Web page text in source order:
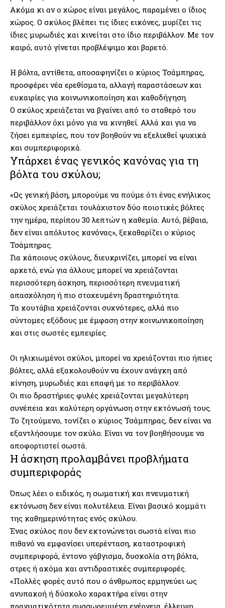
Ακόμα κι αν ο χώρος είναι μεγάλος, παραμένει ο ίδιος
χώρος. Ο σκύλος βλέπει τις ίδιες εικόνες, μυρίζει τις
ίδιες μυρωδιές και κινείται στο ίδιο περιβάλλον. Με τον
καιρό, αυτό γίνεται προβλέψιμο και βαρετό.
Η βόλτα, αντίθετα, αποσαφηνίζει ο κύριος Τσάμπηρας,
προσφέρει νέα ερεθίσματα, αλλαγή παραστάσεων και
ευκαιρίες για κοινωνικοποίηση και καθοδήγηση.
Ο σκύλος χρειάζεται να βγαίνει από το σταθερό του
περιβάλλον όχι μόνο για να κινηθεί. Αλλά και για να
ζήσει εμπειρίες, που τον βοηθούν να εξελιχθεί ψυχικά
και συμπεριφορικά.
Υπάρχει ένας γενικός κανόνας για τη
βόλτα του σκύλου;
«Ως γενική βάση, μπορούμε να πούμε ότι ένας ενήλικος
σκύλος χρειάζεται τουλάχιστον δύο ποιοτικές βόλτες
την ημέρα, περίπου 30 λεπτών η καθεμία. Αυτό, βέβαια,
δεν είναι απόλυτος κανόνας», ξεκαθαρίζει ο κύριος
Τσάμπηρας.
Για κάποιους σκύλους, διευκρινίζει, μπορεί να είναι
αρκετό, ενώ για άλλους μπορεί να χρειάζονται
περισσότερη άσκηση, περισσότερη πνευματική
απασχόληση ή πιο στοχευμένη δραστηριότητα.
Τα κουτάβια χρειάζονται συχνότερες, αλλά πιο
σύντομες εξόδους με έμφαση στην κοινωνικοποίηση
και στις σωστές εμπειρίες.
Οι ηλικιωμένοι σκύλοι, μπορεί να χρειάζονται πιο ήπιες
βόλτες, αλλά εξακολουθούν να έχουν ανάγκη από
κίνηση, μυρωδιές και επαφή με το περιβάλλον.
Οι πιο δραστήριες φυλές χρειάζονται μεγαλύτερη
συνέπεια και καλύτερη οργάνωση στην εκτόνωσή τους.
Το ζητούμενο, τονίζει ο κύριος Τσάμπηρας, δεν είναι να
εξαντλήσουμε τον σκύλο. Είναι να τον βοηθήσουμε να
αποφορτιστεί σωστά.
Η άσκηση προλαμβάνει προβλήματα
συμπεριφοράς
Όπως λέει ο ειδικός, η σωματική και πνευματική
εκτόνωση δεν είναι πολυτέλεια. Είναι βασικό κομμάτι
της καθημερινότητας ενός σκύλου.
Ένας σκύλος που δεν εκτονώνεται σωστά είναι πιο
πιθανό να εμφανίσει υπερένταση, καταστροφική
συμπεριφορά, έντονο γάβγισμα, δυσκολία στη βόλτα,
στρες ή ακόμα και αντιδραστικές συμπεριφορές.
«Πολλές φορές αυτό που ο άνθρωπος ερμηνεύει ως
ανυπακοή ή δύσκολο χαρακτήρα είναι στην
πραγματικότητα συσσωρευμένη ενέργεια, έλλειψη